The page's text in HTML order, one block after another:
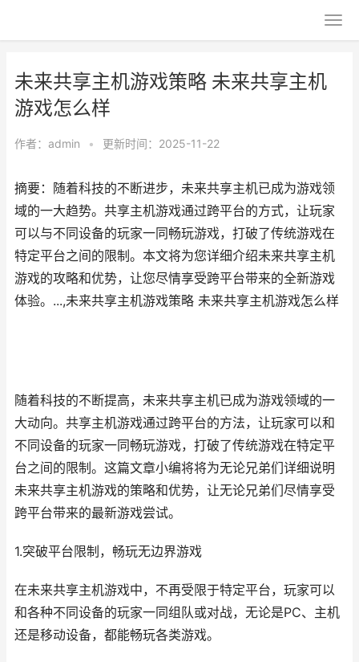
未来共享主机游戏策略 未来共享主机
游戏怎么样
作者： admin • 更新时间：2025-11-22
摘要：随着科技的不断进步，未来共享主机已成为游戏领
域的一大趋势。共享主机游戏通过跨平台的方式，让玩家
可以与不同设备的玩家一同畅玩游戏，打破了传统游戏在
特定平台之间的限制。本文将为您详细介绍未来共享主机
游戏的攻略和优势，让您尽情享受跨平台带来的全新游戏
体验。...,未来共享主机游戏策略 未来共享主机游戏怎么样
随着科技的不断提高，未来共享主机已成为游戏领域的一
大动向。共享主机游戏通过跨平台的方法，让玩家可以和
不同设备的玩家一同畅玩游戏，打破了传统游戏在特定平
台之间的限制。这篇文章小编将将为无论兄弟们详细说明
未来共享主机游戏的策略和优势，让无论兄弟们尽情享受
跨平台带来的最新游戏尝试。
1.突破平台限制，畅玩无边界游戏
在未来共享主机游戏中，不再受限于特定平台，玩家可以
和各种不同设备的玩家一同组队或对战，无论是PC、主机
还是移动设备，都能畅玩各类游戏。